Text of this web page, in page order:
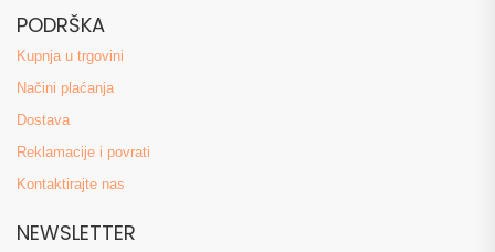
PODRŠKA
Kupnja u trgovini
Načini plaćanja
Dostava
Reklamacije i povrati
Kontaktirajte nas
NEWSLETTER